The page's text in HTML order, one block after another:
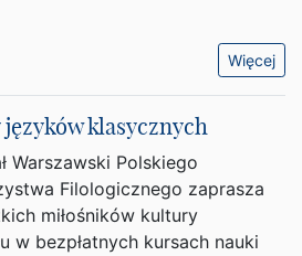
Więcej
klasycznych
Warszawski Polskiego
Filologicznego zaprasza
miłośników kultury
w bezpłatnych kursach nauki